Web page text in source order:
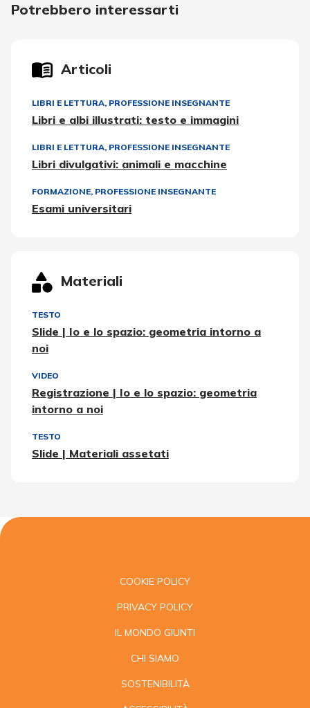
Potrebbero interessarti
Articoli
LIBRI E LETTURA, PROFESSIONE INSEGNANTE
Libri e albi illustrati: testo e immagini
LIBRI E LETTURA, PROFESSIONE INSEGNANTE
Libri divulgativi: animali e macchine
FORMAZIONE, PROFESSIONE INSEGNANTE
Esami universitari
Materiali
TESTO
Slide | Io e lo spazio: geometria intorno a
noi
VIDEO
Registrazione | Io e lo spazio: geometria
intorno a noi
TESTO
Slide | Materiali assetati
COOKIE POLICY
PRIVACY POLICY
IL MONDO GIUNTI
CHI SIAMO
SOSTENIBILITÀ